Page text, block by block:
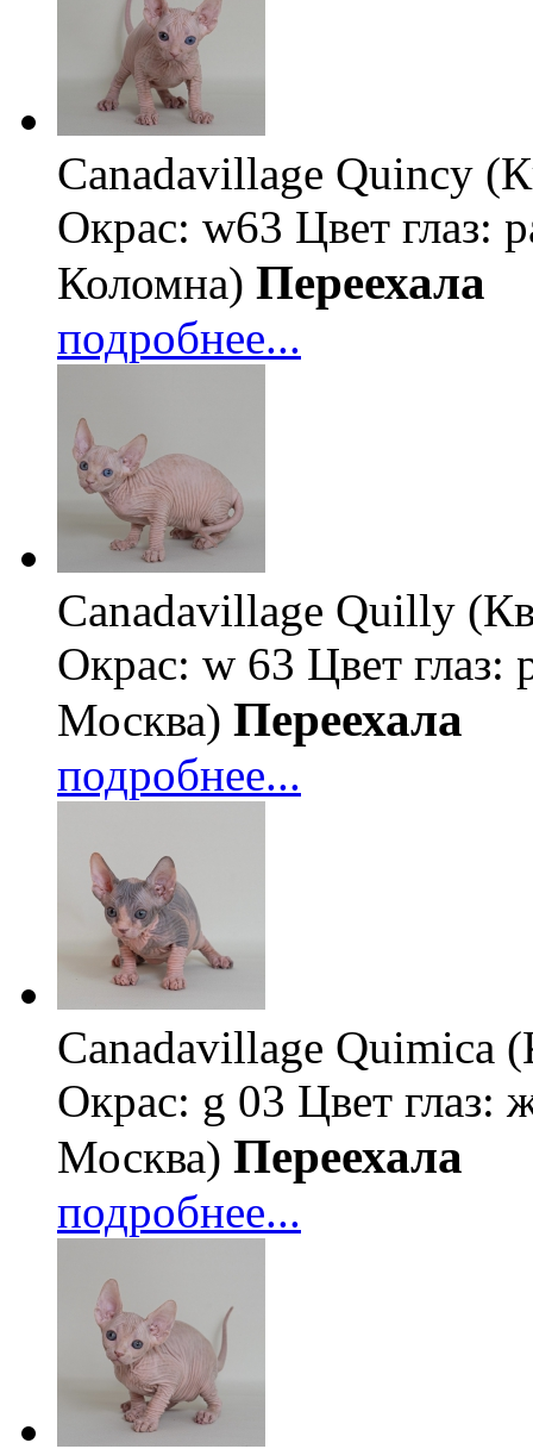
Canadavillage Quincy
Окрас: w63 Цвет глаз:
Коломна) Переехала
подробнее...
Canadavillage Quilly
Окрас: w 63 Цвет глаз:
Москва) Переехала
подробнее...
Canadavillage Quimica
Окрас: g 03 Цвет глаз:
Москва) Переехала
подробнее...